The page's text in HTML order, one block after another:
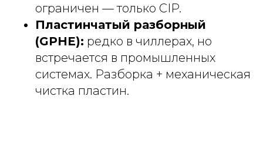
ограничен — только CIP.
Пластинчатый разборный
(GPHE): редко в чиллерах, но
встречается в промышленных
системах. Разборка + механическая
чистка пластин.